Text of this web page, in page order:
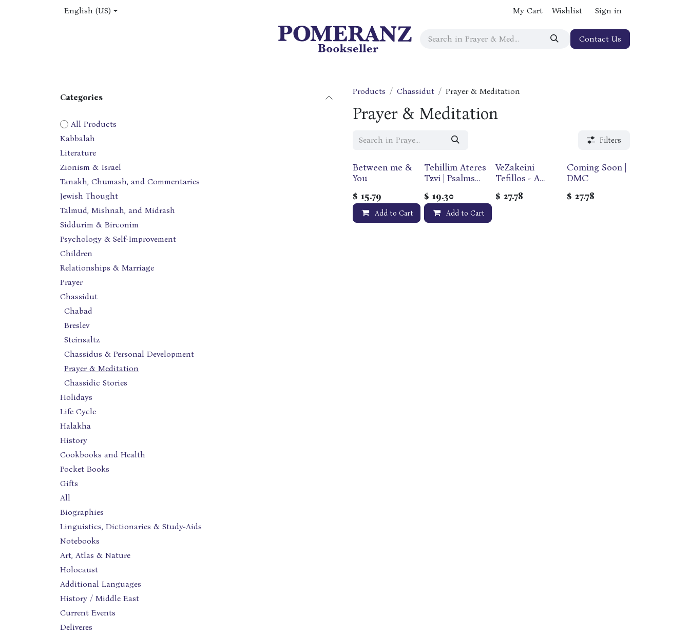
English (US) My Cart Wishlist Sign in
Contact Us
Categories
All Products
Kabbalah
Literature
Zionism & Israel
Tanakh, Chumash, and Commentaries
Jewish Thought
Talmud, Mishnah, and Midrash
Siddurim & Birconim
Psychology & Self-Improvement
Children
Relationships & Marriage
Prayer
Chassidut
Chabad
Breslev
Steinsaltz
Chassidus & Personal Development
Prayer & Meditation
Chassidic Stories
Holidays
Life Cycle
Halakha
History
Cookbooks and Health
Pocket Books
Gifts
All
Biographies
Linguistics, Dictionaries & Study-Aids
Notebooks
Art, Atlas & Nature
Holocaust
Additional Languages
History / Middle East
Current Events
Deliveres
Products Chassidut Prayer & Meditation
Prayer & Meditation
Filters
Between me &
You
$ 15.79
Add to Cart
Tehillim Ateres
Tzvi | Psalms
Translation by
Hirsch |
Selection of
$ 19.30
Add to Cart
VeZakeini
Tefillos - A
Tefillos
$ 27.78
Coming Soon |
DMC
$ 27.78